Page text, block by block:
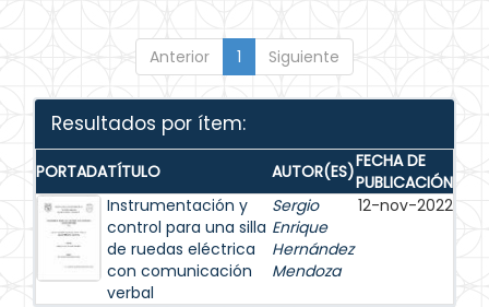
Anterior 1 Siguiente
Resultados por ítem:
PORTADATÍTULO AUTOR(ES)FECHA DE
PUBLICACIÓN
Instrumentación y
control para una silla
de ruedas eléctrica
con comunicación
verbal
Sergio
Enrique
Hernández
Mendoza
12-nov-2022